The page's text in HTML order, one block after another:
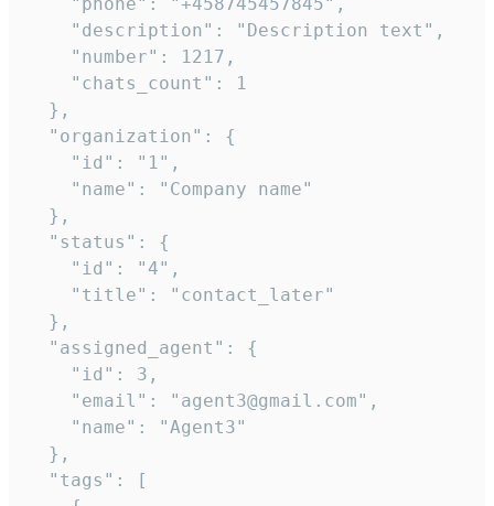
    "description": "Description text",
    "number": 1217,
    "chats_count": 1
  },
  "organization": {
    "id": "1",
    "name": "Company name"
  },
  "status": {
    "id": "4",
    "title": "contact_later"
  },
  "assigned_agent": {
    "id": 3,
    "email": "agent3@gmail.com",
    "name": "Agent3"
  },
  "tags": [